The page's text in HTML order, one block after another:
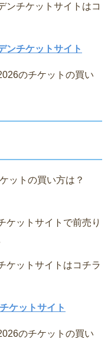
ンチケットサイトはコ
ンチケットサイト
のチケットの買い
ットの買い方は？
ケットサイトで前売り
ケットサイトはコチラ
ケットサイト
のチケットの買い